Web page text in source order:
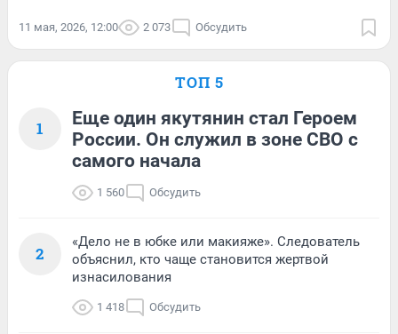
11 мая, 2026, 12:00 2 073 Обсудить
ТОП 5
1
Еще один якутянин стал Героем
России. Он служил в зоне СВО с
самого начала
1 560 Обсудить
2
«Дело не в юбке или макияже». Следователь
объяснил, кто чаще становится жертвой
изнасилования
1 418 Обсудить